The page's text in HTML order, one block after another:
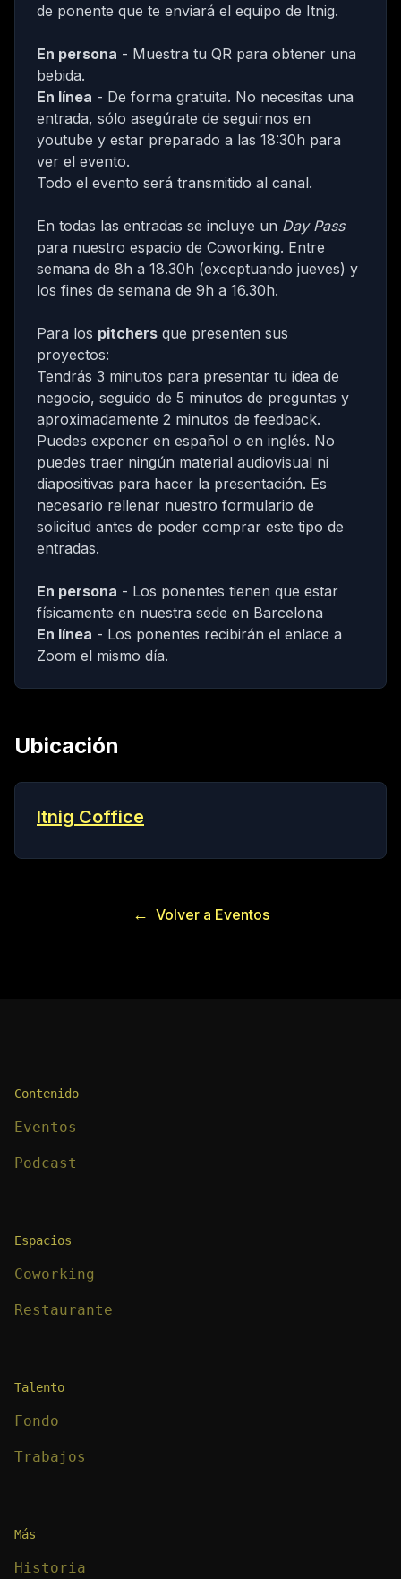
de ponente que te enviará el equipo de Itnig.
En persona - Muestra tu QR para obtener una
bebida.
En línea - De forma gratuita. No necesitas una
entrada, sólo asegúrate de seguirnos en
youtube y estar preparado a las 18:30h para
ver el evento.
Todo el evento será transmitido al canal.
En todas las entradas se incluye un Day Pass
para nuestro espacio de Coworking. Entre
semana de 8h a 18.30h (exceptuando jueves) y
los fines de semana de 9h a 16.30h.
Para los pitchers que presenten sus
proyectos:
Tendrás 3 minutos para presentar tu idea de
negocio, seguido de 5 minutos de preguntas y
aproximadamente 2 minutos de feedback.
Puedes exponer en español o en inglés. No
puedes traer ningún material audiovisual ni
diapositivas para hacer la presentación. Es
necesario rellenar nuestro formulario de
solicitud antes de poder comprar este tipo de
entradas.
En persona - Los ponentes tienen que estar
físicamente en nuestra sede en Barcelona
En línea - Los ponentes recibirán el enlace a
Zoom el mismo día.
Ubicación
Itnig Coffice
← Volver a Eventos
Contenido
Eventos
Podcast
Espacios
Coworking
Restaurante
Talento
Fondo
Trabajos
Más
Historia